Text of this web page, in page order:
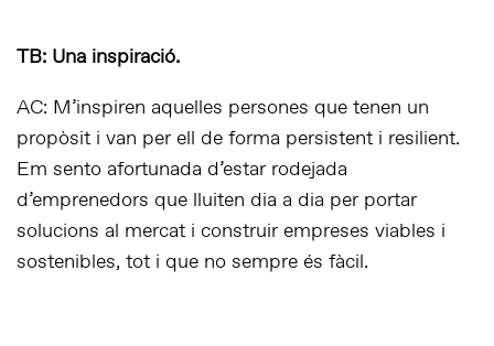
TB: Una inspiració.
AC: M’inspiren aquelles persones que tenen un
propòsit i van per ell de forma persistent i resilient.
Em sento afortunada d’estar rodejada
d’emprenedors que lluiten dia a dia per portar
solucions al mercat i construir empreses viables i
sostenibles, tot i que no sempre és fàcil.